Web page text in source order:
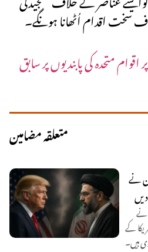
سخت اقدام اُٹھانا ہونگے۔
اقوام متحدہ کی پابندیوں پر سابق
متعلقہ مضامین
نے
نے
کے
ہیں۔